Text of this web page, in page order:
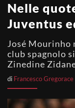
Nelle
Juventus
José Mourinho
club spagnolo
Zinedine
di Francesco Gregorace